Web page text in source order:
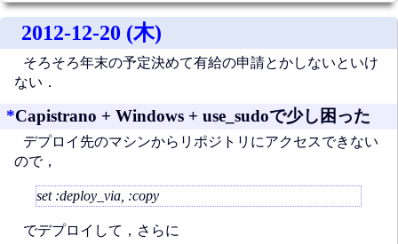
2012-12-20 (木)
そろそろ年末の予定決めて有給の申請とかしないといけ
ない．
*Capistrano + Windows + use_sudoで少し困った
デプロイ先のマシンからリポジトリにアクセスできない
ので，
set :deploy_via, :copy
でデプロイして，さらに